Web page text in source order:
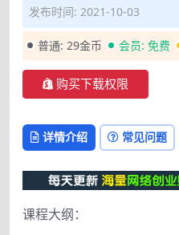
发布时间: 2021-10-03
普通: 29金币 会员: 免费
购买下载权限
详情介绍 常见问题
课程大纲：